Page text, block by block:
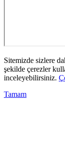
Sitemizde sizlere
şekilde çerezler
inceleyebilirsiniz.
Tamam